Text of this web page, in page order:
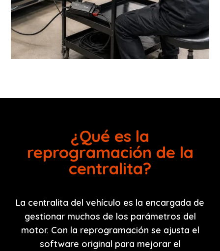
¿Qué es la
reprogramación de la
centralita?
La centralita del vehículo es la encargada de
gestionar muchos de los parámetros del
motor. Con la reprogramación se ajusta el
software original para mejorar el